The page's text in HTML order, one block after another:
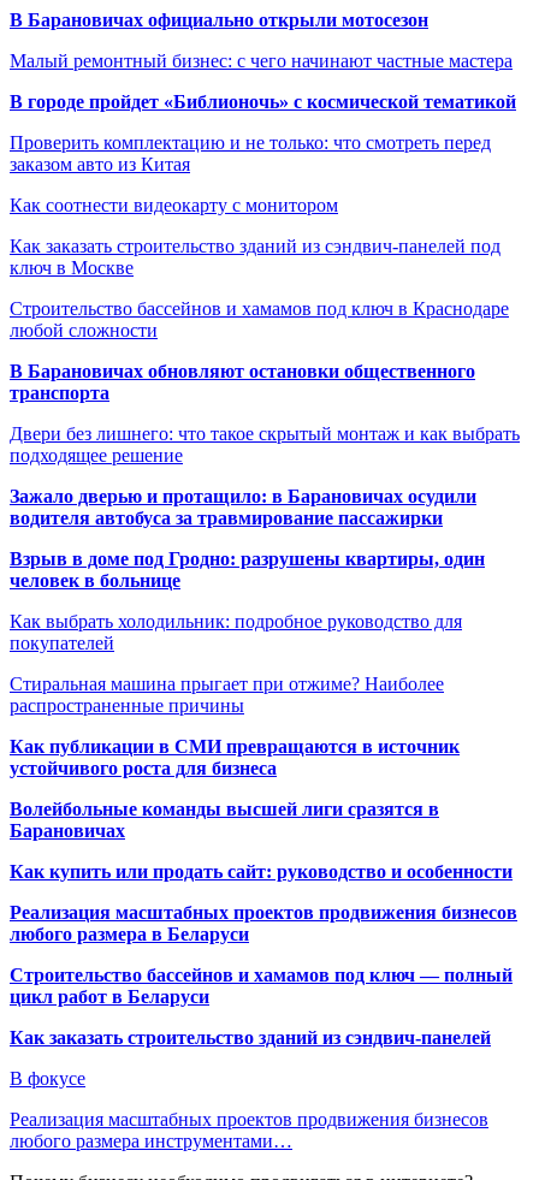
В Барановичах официально открыли мотосезон
Малый ремонтный бизнес: с чего начинают частные мастера
В городе пройдет «Библионочь» с космической тематикой
Проверить комплектацию и не только: что смотреть перед
заказом авто из Китая
Как соотнести видеокарту с монитором
Как заказать строительство зданий из сэндвич-панелей под
ключ в Москве
Строительство бассейнов и хамамов под ключ в Краснодаре
любой сложности
В Барановичах обновляют остановки общественного
транспорта
Двери без лишнего: что такое скрытый монтаж и как выбрать
подходящее решение
Зажало дверью и протащило: в Барановичах осудили
водителя автобуса за травмирование пассажирки
Взрыв в доме под Гродно: разрушены квартиры, один
человек в больнице
Как выбрать холодильник: подробное руководство для
покупателей
Стиральная машина прыгает при отжиме? Наиболее
распространенные причины
Как публикации в СМИ превращаются в источник
устойчивого роста для бизнеса
Волейбольные команды высшей лиги сразятся в
Барановичах
Как купить или продать сайт: руководство и особенности
Реализация масштабных проектов продвижения бизнесов
любого размера в Беларуси
Строительство бассейнов и хамамов под ключ — полный
цикл работ в Беларуси
Как заказать строительство зданий из сэндвич-панелей
В фокусе
Реализация масштабных проектов продвижения бизнесов
любого размера инструментами…